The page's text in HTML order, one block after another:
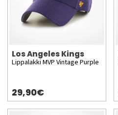
Los Angeles Kings
Lippalakki MVP Vintage Purple
29,90€